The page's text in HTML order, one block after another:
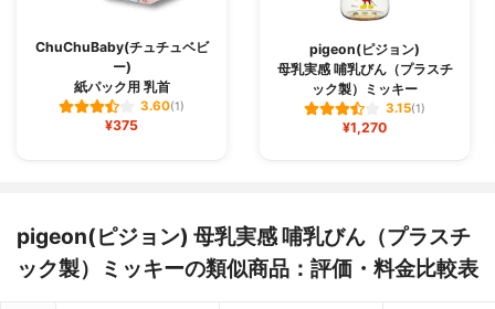
ChuChuBaby(チュチュベビ
ー)
紙パック用 乳首
3.60(1)
¥375
pigeon(ピジョン)
母乳実感 哺乳びん（プラスチ
ック製）ミッキー
3.15(1)
¥1,270
pigeon(ピジョン) 母乳実感 哺乳びん（プラスチ
ック製）ミッキーの類似商品：評価・料金比較表